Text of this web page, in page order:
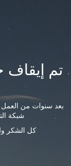
تم
بعد سنوات من العمل
شبكة
كل الشكر